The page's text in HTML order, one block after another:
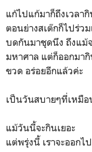
แก้ไปแก้มาก็ถึงเวลา
ตอนย่างสเต๊กก็ไปร่
บดกันมาชุดนึง ถึงแม้จ
มหาศาล แต่ก็ออกมา
ขวด อร่อยอีกแล้วค่ะ
เป็นวันสบายๆที่เหมือ
แม้วันนี้จะกินเยอะ
แต่พรุ่งนี้ เราจะออกไ